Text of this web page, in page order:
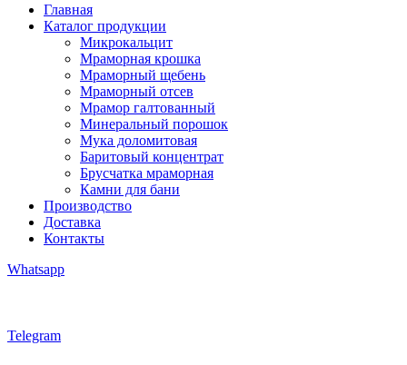
Главная
Каталог продукции
Микрокальцит
Мраморная крошка
Мраморный щебень
Мраморный отсев
Мрамор галтованный
Минеральный порошок
Мука доломитовая
Баритовый концентрат
Брусчатка мраморная
Камни для бани
Производство
Доставка
Контакты
Whatsapp
Telegram